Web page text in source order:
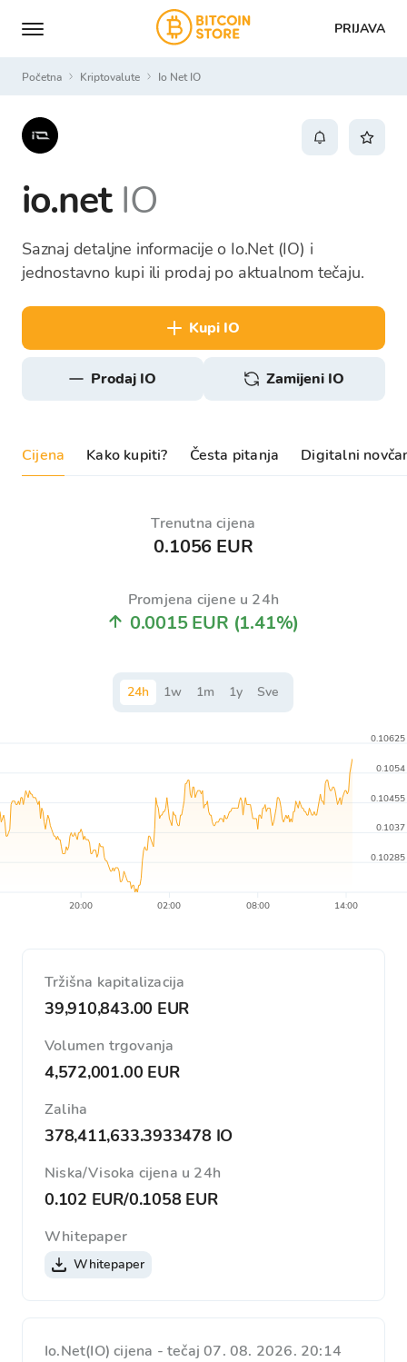
PRIJAVA
Početna Kriptovalute Io Net IO
io.net IO
Saznaj detaljne informacije o Io.Net (IO) i
jednostavno kupi ili prodaj po aktualnom tečaju.
kupi IO
prodaj IO Zamijeni IO
Cijena Kako kupiti? Česta pitanja Digitalni
Trenutna cijena
0.1056 EUR
Promjena cijene u 24h
0.0015 EUR (1.41%)
24h 1w 1m 1y Sve
20:00 02:00 08:00 14:00
0.10285
0.1037
0.10455
0.1054
0.10625
Tržišna kapitalizacija
39,910,843.00 EUR
Volumen trgovanja
4,572,001.00 EUR
Zaliha
378,411,633.3933478 IO
Niska/Visoka cijena u 24h
0.102 EUR/0.1058 EUR
Whitepaper
Whitepaper
Io.Net(IO) cijena - tečaj 07. 08. 2026. 20:14